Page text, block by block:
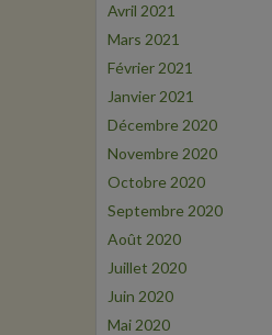
Avril 2021
Mars 2021
Février 2021
Janvier 2021
Décembre 2020
Novembre 2020
Octobre 2020
Septembre 2020
Août 2020
Juillet 2020
Juin 2020
Mai 2020